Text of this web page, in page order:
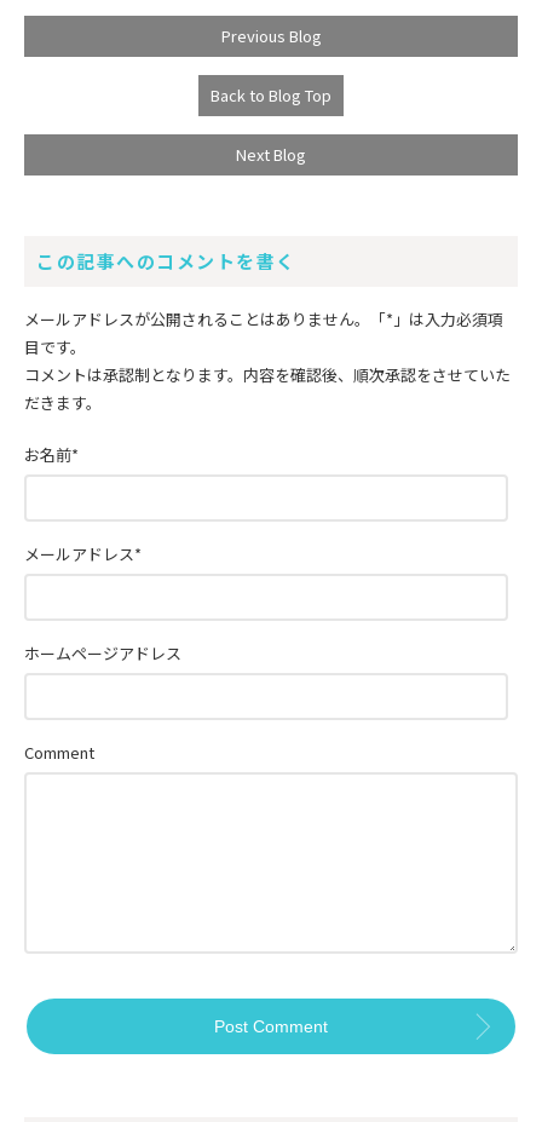
Previous Blog
Back to Blog Top
Next Blog
この記事へのコメントを書く
メールアドレスが公開されることはありません。 「*」 は入力必須項
目です。
コメントは承認制となります。内容を確認後、順次承認をさせていた
だきます。
Comment
お名前*
メールアドレス*
ホームページアドレス